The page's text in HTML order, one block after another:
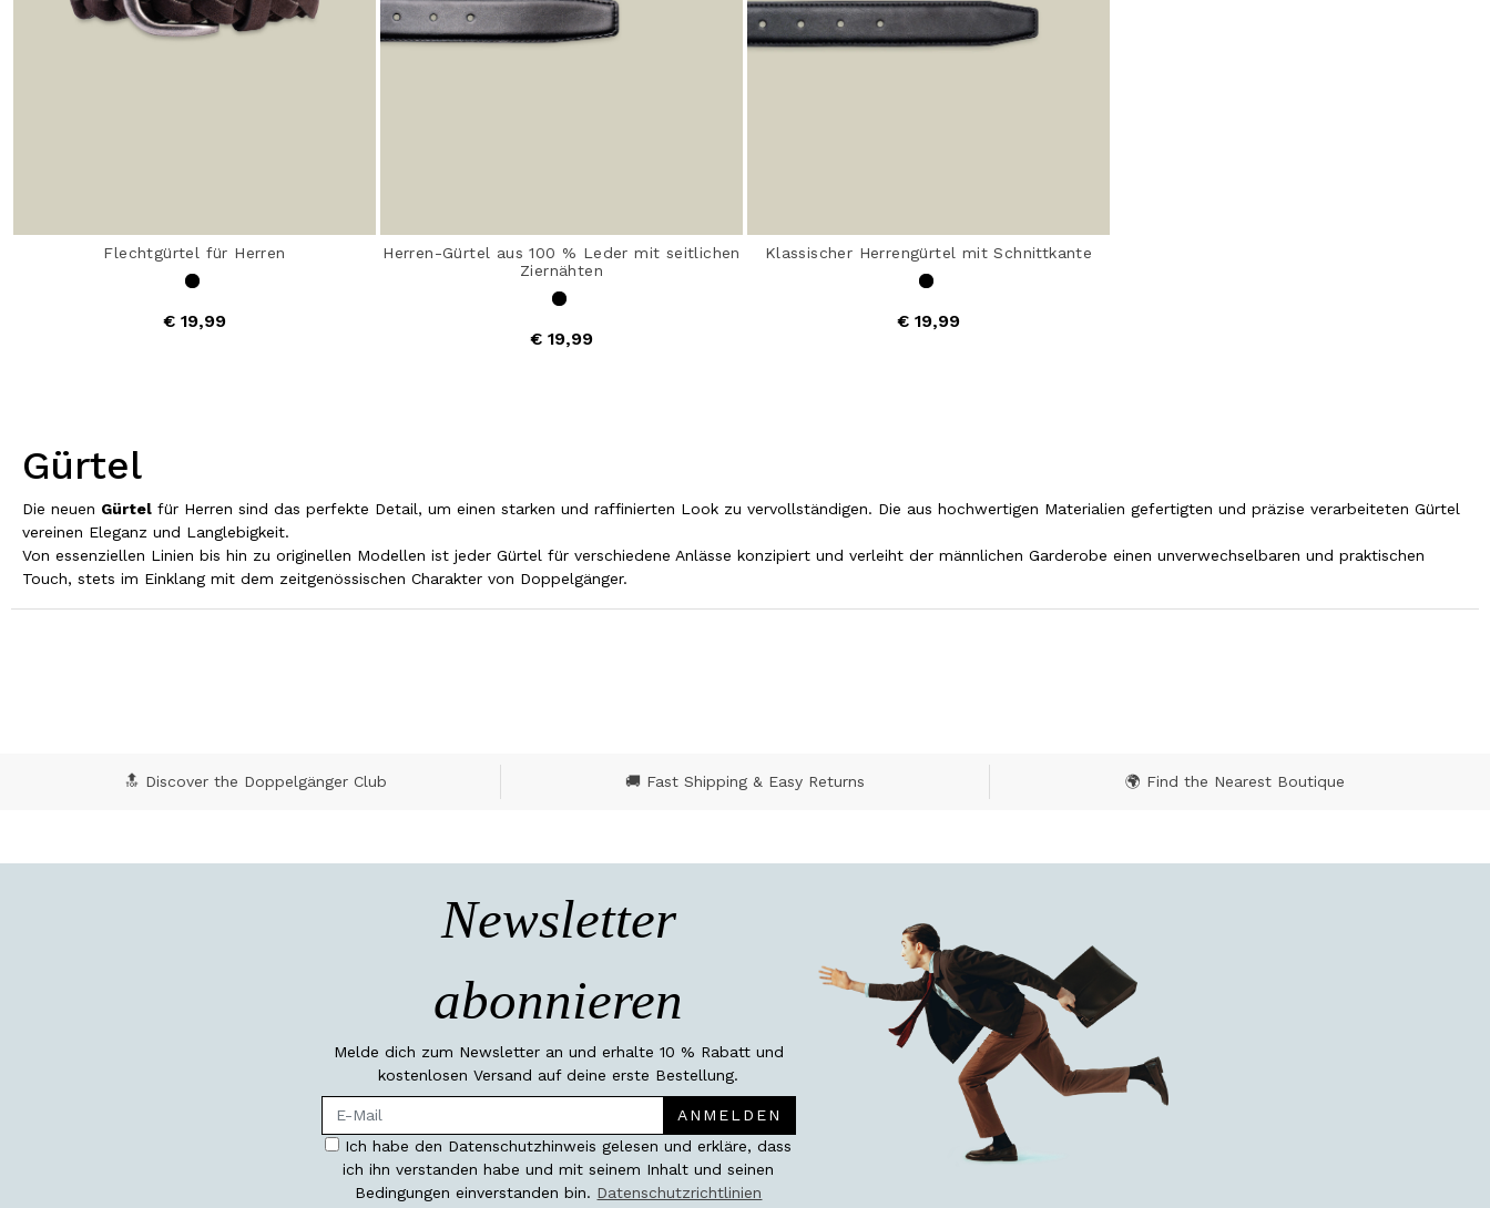
Flechtgürtel für Herren
€ 19,99
Herren-Gürtel aus 100 % Leder mit seitlichen
Ziernähten
€ 19,99
Klassischer Herrengürtel mit Schnittkante
€ 19,99
Gürtel
Die neuen Gürtel für Herren sind das perfekte Detail, um einen starken und raffinierten Look zu vervollständigen. Die aus hochwertigen Materialien gefertigten und präzise verarbeiteten Gürtel
vereinen Eleganz und Langlebigkeit.
Von essenziellen Linien bis hin zu originellen Modellen ist jeder Gürtel für verschiedene Anlässe konzipiert und verleiht der männlichen Garderobe einen unverwechselbaren und praktischen
Touch, stets im Einklang mit dem zeitgenössischen Charakter von Doppelgänger.
🔝 Discover the Doppelgänger Club 🚚 Fast Shipping & Easy Returns 🌍 Find the Nearest Boutique
Newsletter
abonnieren
Melde dich zum Newsletter an und erhalte 10 % Rabatt und
kostenlosen Versand auf deine erste Bestellung.
ANMELDEN
Ich habe den Datenschutzhinweis gelesen und erkläre, dass
ich ihn verstanden habe und mit seinem Inhalt und seinen
Bedingungen einverstanden bin. Datenschutzrichtlinien